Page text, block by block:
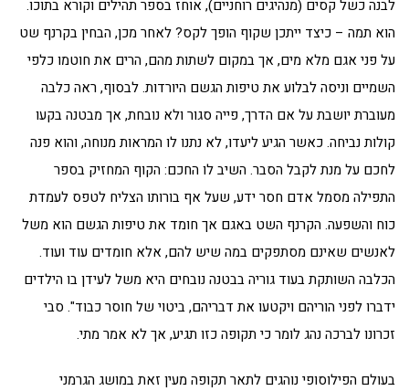
לבנה כשל קסים (מנהיגים רוחניים), אוחז בספר תהילים וקורא בתוכו.
הוא תמה – כיצד ייתכן שקוף הופך לקס? לאחר מכן, הבחין בקרנף שט
על פני אגם מלא מים, אך במקום לשתות מהם, הרים את חוטמו כלפי
השמיים וניסה לבלוע את טיפות הגשם היורדות. לבסוף, ראה כלבה
מעוברת יושבת על אם הדרך, פייה סגור ולא נובחת, אך מבטנה בקעו
קולות נביחה. כאשר הגיע ליעדו, לא נתנו לו המראות מנוחה, והוא פנה
לחכם על מנת לקבל הסבר. השיב לו החכם: הקוף המחזיק בספר
התפילה מסמל אדם חסר ידע, שעל אף בורותו הצליח לטפס לעמדת
כוח והשפעה. הקרנף השט באגם אך חומד את טיפות הגשם הוא משל
לאנשים שאינם מסתפקים במה שיש להם, אלא חומדים עוד ועוד.
הכלבה השותקת בעוד גוריה בבטנה נובחים היא משל לעידן בו הילדים
ידברו לפני הוריהם ויקטעו את דבריהם, ביטוי של חוסר כבוד". סבי
זכרונו לברכה נהג לומר כי תקופה כזו תגיע, אך לא אמר מתי.
בעולם הפילוסופי נוהגים לתאר תקופה מעין זאת במושג הגרמני